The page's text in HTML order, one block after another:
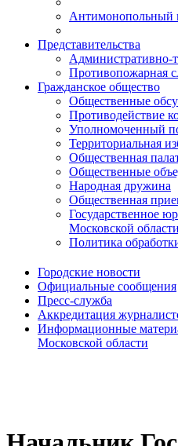
Антимонопольный
Представительства
Административно-
Противопожарная
Гражданское общество
Общественные
Противодействие
Уполномоченный
Территориальная
Общественная
Общественные
Народная дружина
Общественная
Государственное
Московской области
Политика
Городские новости
Официальные сообщения
Пресс-служба
Аккредитация
Информационные
Московской области